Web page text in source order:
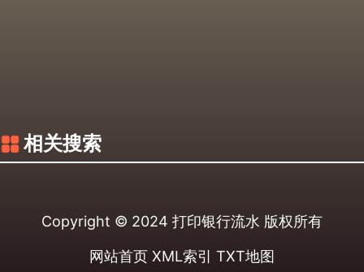
相关搜索
Copyright © 2024 打印银行流水 版权所有
网站首页 XML索引 TXT地图